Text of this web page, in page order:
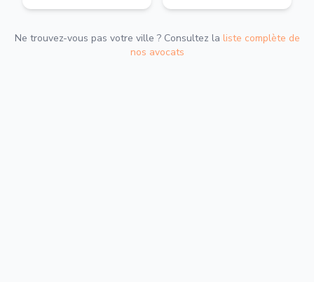
Ne trouvez-vous pas votre ville ? Consultez la liste complète de
nos avocats